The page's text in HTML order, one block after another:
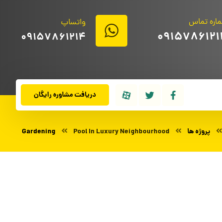
واتساپ
09157861214
تماس
دریافت مشاوره رایگان
پروژه ها Gardening Pool In Luxury Neighbourhood